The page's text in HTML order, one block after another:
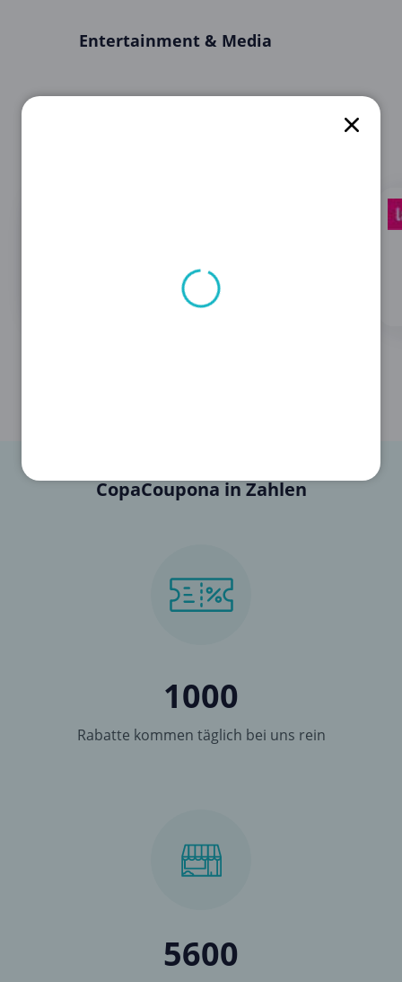
Entertainment & Media
AttractionTickets.com
Wondershare
Software
CopaCoupona in Zahlen
1000
Rabatte kommen täglich bei uns rein
5600